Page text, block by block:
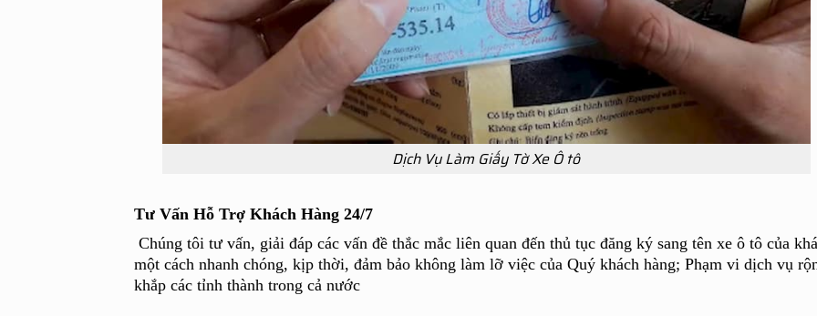
Dịch Vụ Làm Giấy Tờ Xe Ô tô
Tư Vấn Hỗ Trợ Khách Hàng 24/7
Chúng tôi tư vấn, giải đáp các vấn đề thắc mắc liên quan đến thủ tục đăng ký sang tên xe ô tô của
một cách nhanh chóng, kịp thời, đảm bảo không làm lỡ việc của Quý khách hàng; Phạm vi dịch vụ
khắp các tỉnh thành trong cả nước